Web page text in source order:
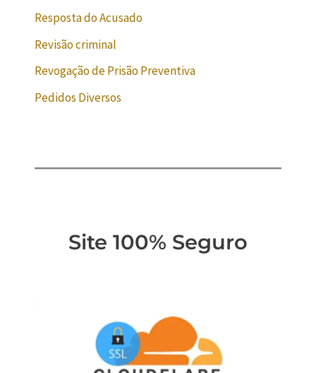
Resposta do Acusado
Revisão criminal
Revogação de Prisão Preventiva
Pedidos Diversos
Site 100% Seguro